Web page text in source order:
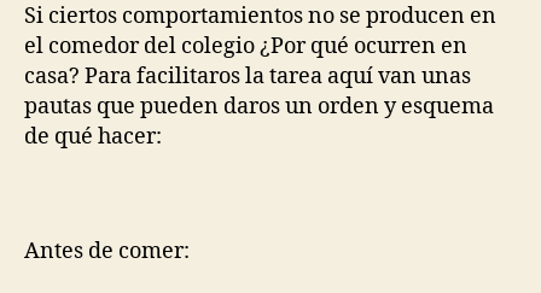
Si ciertos comportamientos no se producen en
el comedor del colegio ¿Por qué ocurren en
casa? Para facilitaros la tarea aquí van unas
pautas que pueden daros un orden y esquema
de qué hacer:
Antes de comer: